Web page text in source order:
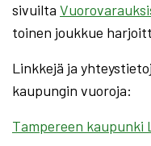
sivuilta
toinen joukkue
Linkkejä ja
kaupungin vuoroja:
Tampereen kaupunki